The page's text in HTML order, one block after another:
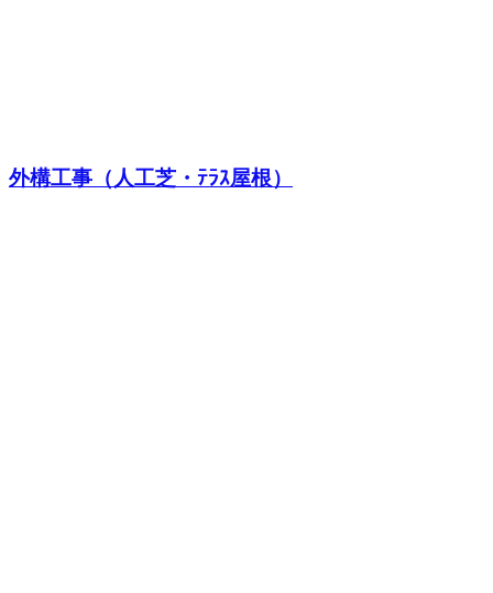
外構工事（人工芝・ﾃﾗｽ屋根）